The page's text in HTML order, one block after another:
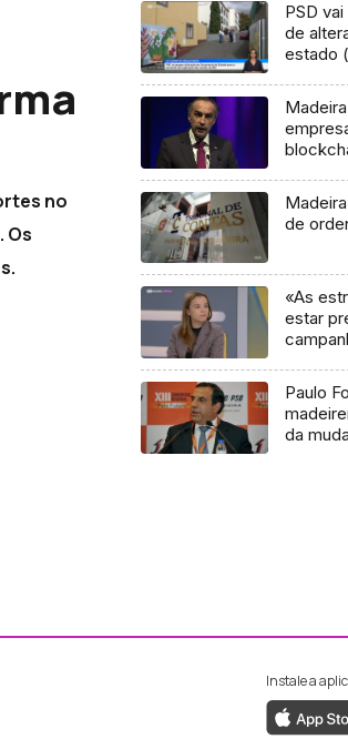
no
Os
PSD
de
estado
de
«As
estar
Paulo
da
ao Facebook da RTP
ao Instagram da
Instale a